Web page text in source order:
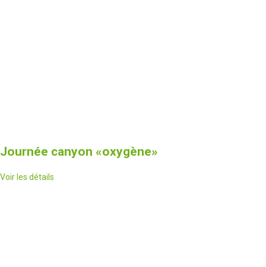
Journée canyon «oxygène»
Voir les détails